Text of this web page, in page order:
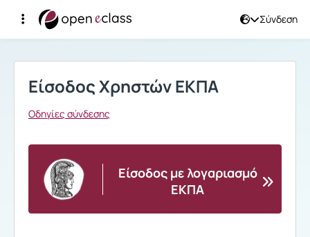
Σύνδεση
Σύνδεση
Είσοδος Χρηστών ΕΚΠΑ
Οδηγίες σύνδεσης
Είσοδος με λογαριασμό
ΕΚΠΑ